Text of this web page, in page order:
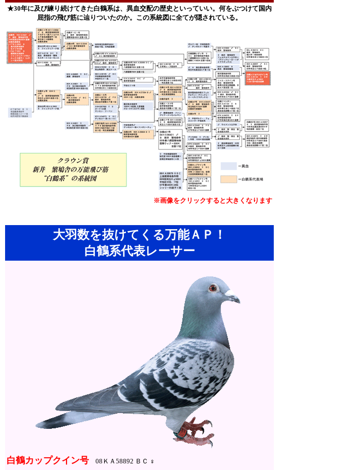
★30年に及び練り続けてきた白鶴系は、異血交配の歴史といっていい。何をぶつけて国内
屈指の飛び筋に辿りついたのか。この系統図に全てが隠されている。
※画像をクリックすると大きくなります
大羽数を抜けてくる万能ＡＰ！
白鶴系代表レーサー
白鶴カップクイン号 08ＫＡ58892 ＢＣ ♀